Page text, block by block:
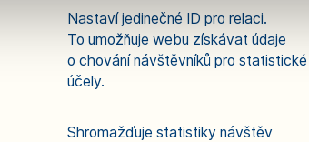
Nastaví jedinečné ID pro relaci.
To umožňuje webu získávat údaje
o chování návštěvníků pro statistické
účely.
Shromažďuje statistiky návštěv